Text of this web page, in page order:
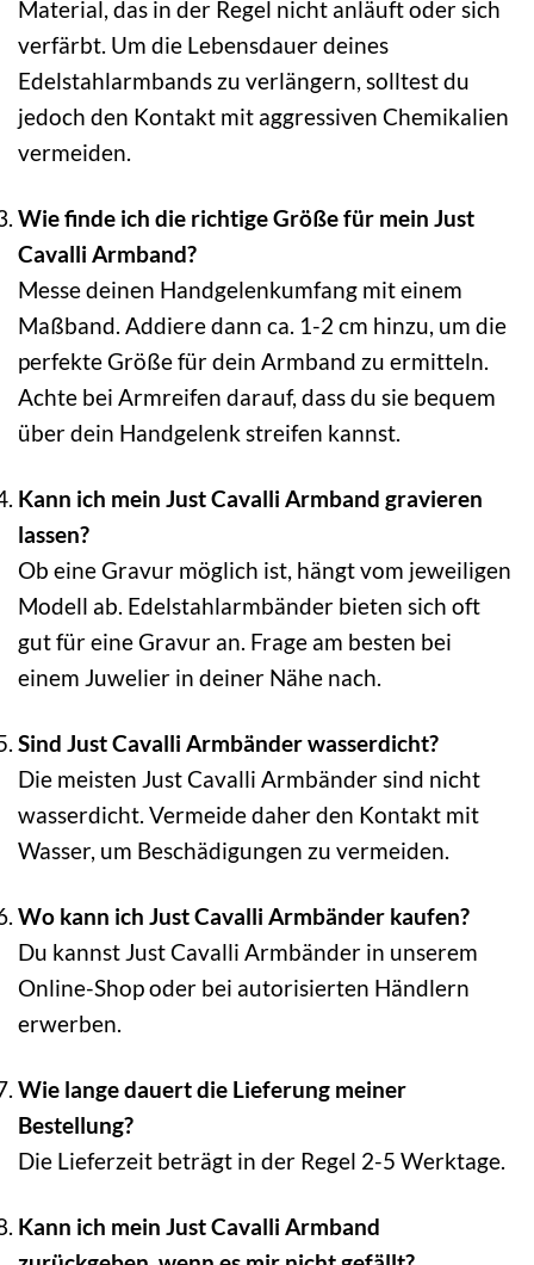
Material, das in der Regel nicht anläuft oder sich
verfärbt. Um die Lebensdauer deines
Edelstahlarmbands zu verlängern, solltest du
jedoch den Kontakt mit aggressiven Chemikalien
vermeiden.
Wie finde ich die richtige Größe für mein Just
Cavalli Armband?
Messe deinen Handgelenkumfang mit einem
Maßband. Addiere dann ca. 1-2 cm hinzu, um die
perfekte Größe für dein Armband zu ermitteln.
Achte bei Armreifen darauf, dass du sie bequem
über dein Handgelenk streifen kannst.
Kann ich mein Just Cavalli Armband gravieren
lassen?
Ob eine Gravur möglich ist, hängt vom jeweiligen
Modell ab. Edelstahlarmbänder bieten sich oft
gut für eine Gravur an. Frage am besten bei
einem Juwelier in deiner Nähe nach.
Sind Just Cavalli Armbänder wasserdicht?
Die meisten Just Cavalli Armbänder sind nicht
wasserdicht. Vermeide daher den Kontakt mit
Wasser, um Beschädigungen zu vermeiden.
Wo kann ich Just Cavalli Armbänder kaufen?
Du kannst Just Cavalli Armbänder in unserem
Online-Shop oder bei autorisierten Händlern
erwerben.
Wie lange dauert die Lieferung meiner
Bestellung?
Die Lieferzeit beträgt in der Regel 2-5 Werktage.
Kann ich mein Just Cavalli Armband